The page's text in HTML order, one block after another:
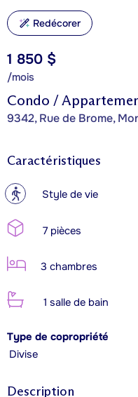
Condo /
9342, Rue de Brome,
1 850 $
/mois
Redécorer
Caractéristiques
? Style de vie
7 pièces
3 chambres
1 salle de bain
Type de copropriété
Divise
Description